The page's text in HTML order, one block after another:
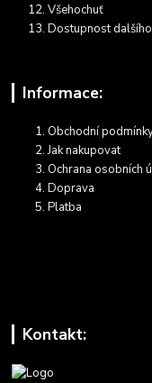
Všehochuť
Dostupnost
Informace:
Obchodní
Jak nakupovat
Ochrana osobních
Doprava
Platba
Kontakt: